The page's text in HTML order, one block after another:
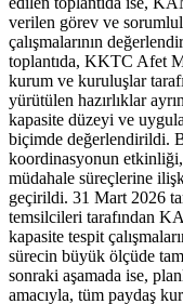
verilen görev ve
çalışmalarının
toplantıda, KKTC Afet
kurum ve kuruluşlar
yürütülen hazırlıklar
kapasite düzeyi ve
biçimde değerlendirildi.
koordinasyonun etkinliği,
müdahale süreçlerine
geçirildi. 31 Mart 2026
temsilcileri tarafından
kapasite tespit
sürecin büyük ölçüde
sonraki aşamada ise,
amacıyla, tüm paydaş